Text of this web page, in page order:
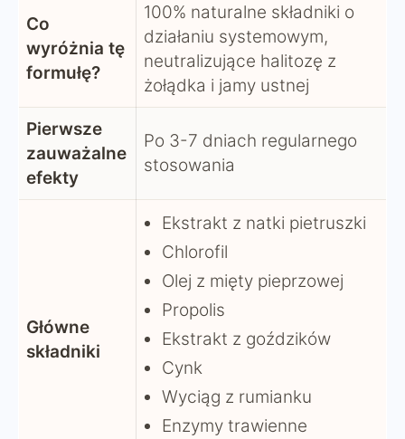
Co
wyróżnia tę
formułę?
100% naturalne składniki o
działaniu systemowym,
neutralizujące halitozę z
żołądka i jamy ustnej
Pierwsze
zauważalne
efekty
Po 3-7 dniach regularnego
stosowania
Główne
składniki
Ekstrakt z natki pietruszki
Chlorofil
Olej z mięty pieprzowej
Propolis
Ekstrakt z goździków
Cynk
Wyciąg z rumianku
Enzymy trawienne